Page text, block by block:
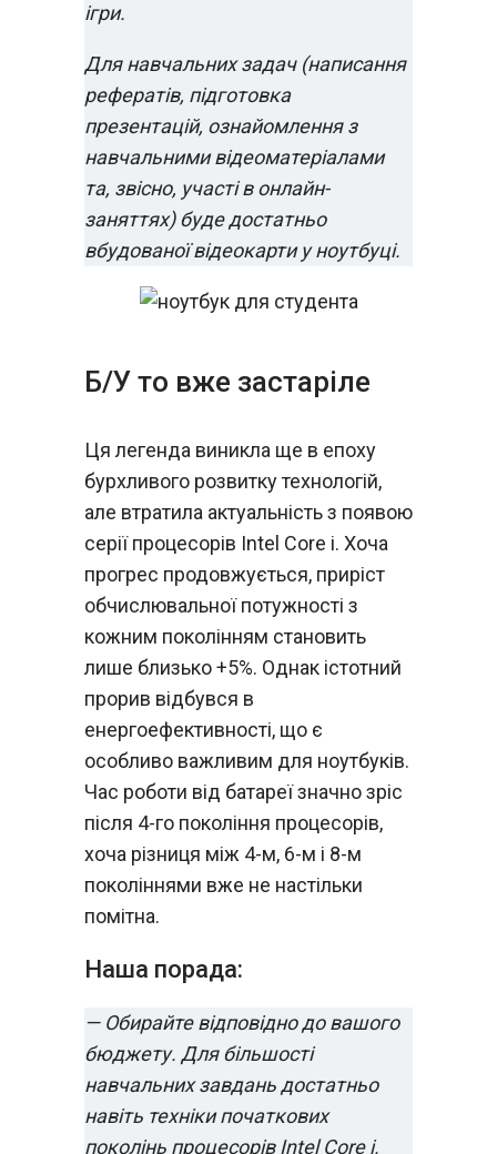
ігри.
Для навчальних задач (написання
рефератів, підготовка
презентацій, ознайомлення з
навчальними відеоматеріалами
та, звісно, участі в онлайн-
заняттях) буде достатньо
вбудованої відеокарти у ноутбуці.
Б/У то вже застаріле
Ця легенда виникла ще в епоху
бурхливого розвитку технологій,
але втратила актуальність з появою
серії процесорів Intel Core i. Хоча
прогрес продовжується, приріст
обчислювальної потужності з
кожним поколінням становить
лише близько +5%. Однак істотний
прорив відбувся в
енергоефективності, що є
особливо важливим для ноутбуків.
Час роботи від батареї значно зріс
після 4-го покоління процесорів,
хоча різниця між 4-м, 6-м і 8-м
поколіннями вже не настільки
помітна.
Наша порада:
— Обирайте відповідно до вашого
бюджету. Для більшості
навчальних завдань достатньо
навіть техніки початкових
поколінь процесорів Intel Core i.